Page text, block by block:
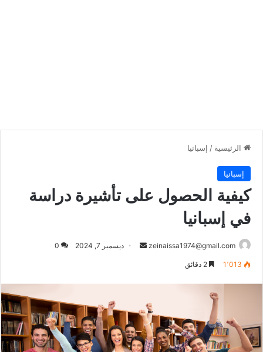
الرئيسية / إسبانيا
إسبانيا
كيفية الحصول على تأشيرة دراسة
في إسبانيا
zeinaissa1974@gmail.com
أرسل ديسمبر 7, 2024 0
1٬013